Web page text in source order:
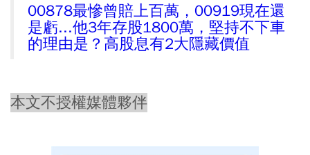
00878最慘曾賠上百萬，00919現在還
是虧...他3年存股1800萬，堅持不下車
的理由是？高股息有2大隱藏價值
本文不授權媒體夥伴